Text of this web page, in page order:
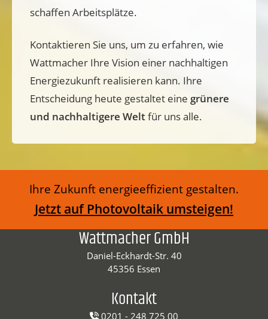
schaffen Arbeitsplätze.
Kontaktieren Sie uns, um zu erfahren, wie
Wattmacher Ihre Vision einer nachhaltigen
Energiezukunft realisieren kann. Ihre
Entscheidung heute gestaltet eine grünere
und nachhaltigere Weltfür uns alle.
Ihre Zukunft energieeffizient gestalten.
Jetzt auf Photovoltaik umsteigen!
Wattmacher GmbH
Daniel-Eckhardt-Str. 40
45356 Essen
Kontakt
0201 - 248 725 00